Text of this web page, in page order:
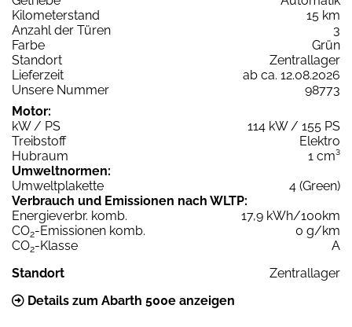
Kilometerstand
15 km
Anzahl der Türen
3
Farbe
Grün
Standort
Zentrallager
Lieferzeit
ab ca. 12.08.2026
Unsere Nummer
98773
Motor:
kW / PS
114 kW / 155 PS
Treibstoff
Elektro
Hubraum
1 cm³
Umweltnormen:
Umweltplakette
4 (Green)
Verbrauch und Emissionen nach WLTP:
Energieverbr. komb.
17,9 kWh/100km
CO2-Emissionen komb.
0 g/km
CO2-Klasse
A
Standort
Zentrallager
Details zum Abarth 500e anzeigen